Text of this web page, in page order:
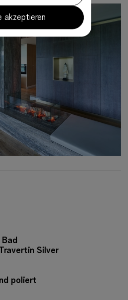
Silver
poliert
akzeptieren